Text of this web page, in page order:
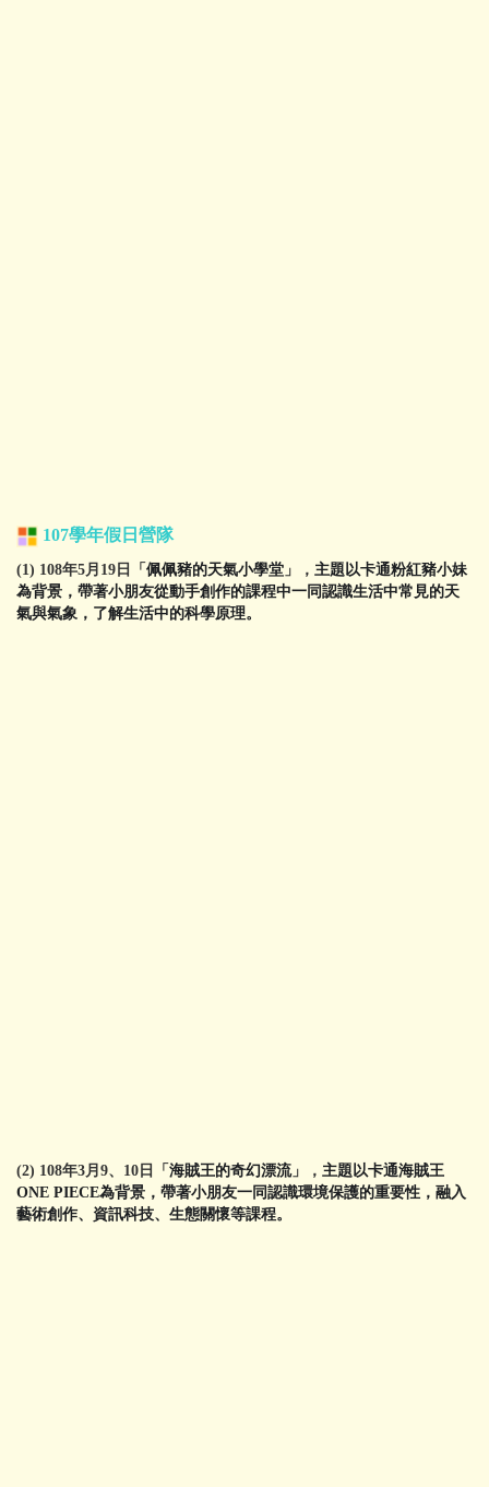
107學年假日營隊
(1) 108年5月19日「 佩佩豬的天氣小學堂 」， 主題以卡通粉紅豬小妹
為背景，帶著小朋友從動手創作的課程中一同認識生活中常見的天
氣與氣象，了解生活中的科學原理。
(2) 108年3月9、10日「 海賊王的奇幻漂流」， 主題以卡通海賊王
ONE PIECE為背景，帶著小朋友一同認識環境保護的重要性，融入
藝術創作、資訊科技、生態關懷等課程。